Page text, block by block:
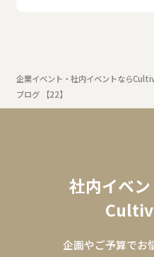
企業イベント・社内イベントなら
ブログ 【22】
社内イベ
企画やご予算でお